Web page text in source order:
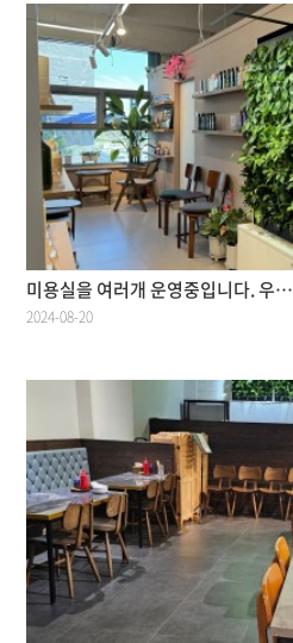
미용실을 여러개 운영중입니다. 우…
2024-08-20